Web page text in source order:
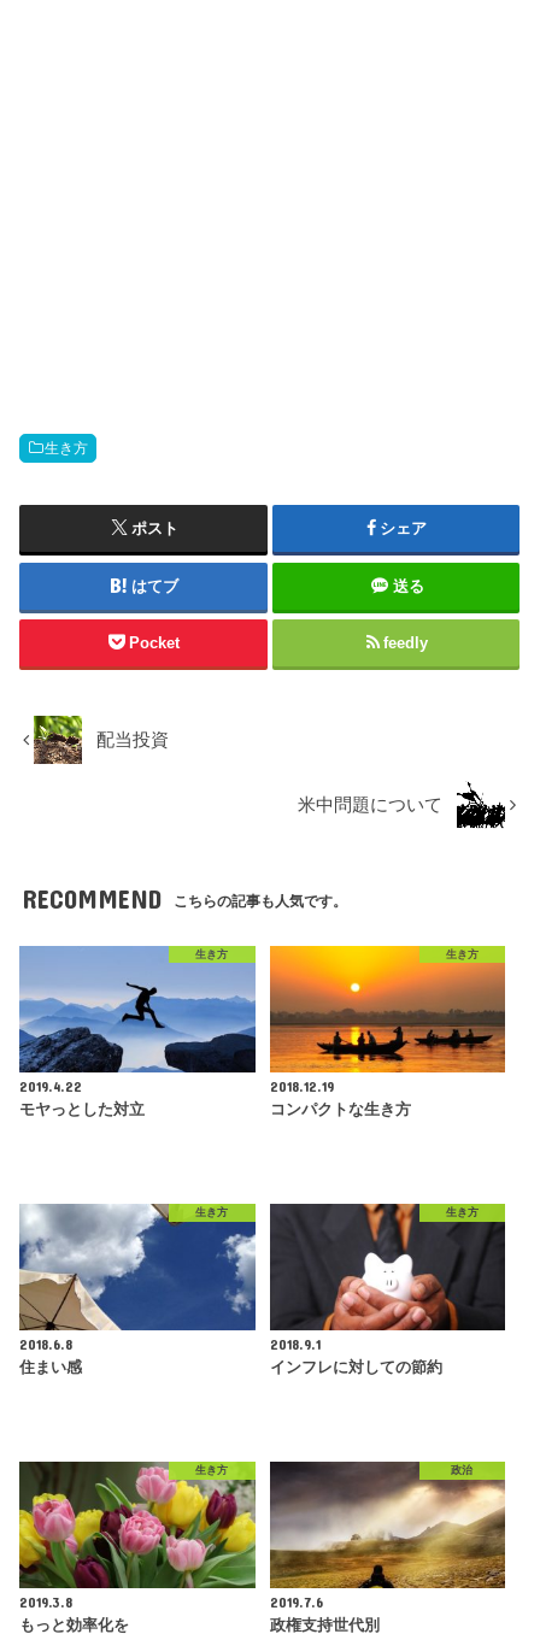
生き方
ポスト シェア
はてブ 送る
Pocket feedly
配当投資
米中問題について
RECOMMEND こちらの記事も人気です。
生き方
2019.4.22
モヤっとした対立
生き方
2018.12.19
コンパクトな生き方
生き方
2018.6.8
住まい感
生き方
2018.9.1
インフレに対しての節約
生き方
2019.3.8
もっと効率化を
政治
2019.7.6
政権支持世代別